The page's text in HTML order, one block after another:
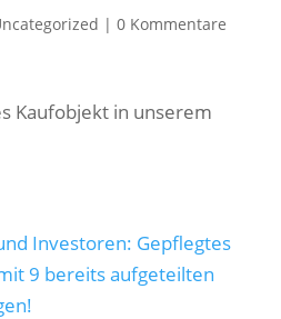
| 0 Kommentare
Kaufobjekt in unserem
Investoren: Gepflegtes
9 bereits aufgeteilten